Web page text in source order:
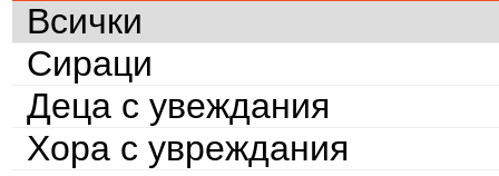
Всички
Сираци
Деца с увеждания
Хора с увреждания